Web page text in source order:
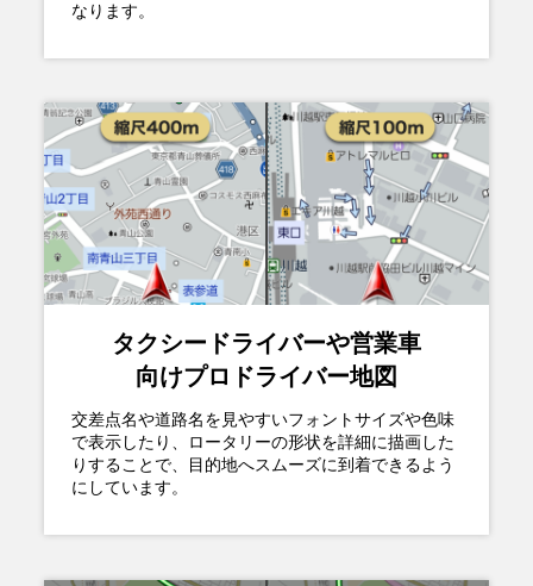
なります。
タクシードライバーや営業車
向けプロドライバー地図
交差点名や道路名を見やすいフォントサイズや色味
で表示したり、ロータリーの形状を詳細に描画した
りすることで、目的地へスムーズに到着できるよう
にしています。